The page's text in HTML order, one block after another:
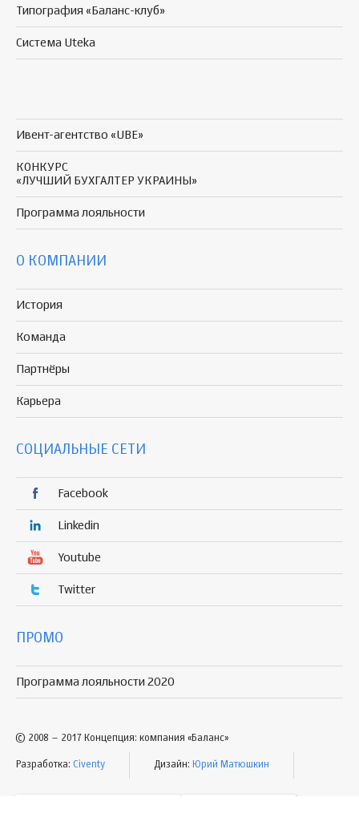
Типография «Баланс-клуб»
Система Uteka
Ивент-агентство «UBE»
КОНКУРС
«ЛУЧШИЙ БУХГАЛТЕР УКРАИНЫ»
Программа лояльности
О КОМПАНИИ
История
Команда
Партнёры
Карьера
СОЦИАЛЬНЫЕ СЕТИ
Facebook
Linkedin
Youtube
Twitter
ПРОМО
Программа лояльности 2020
© 2008 – 2017 Концепция: компания «Баланс»
Разработка: Civenty Дизайн: Юрий Матюшкин